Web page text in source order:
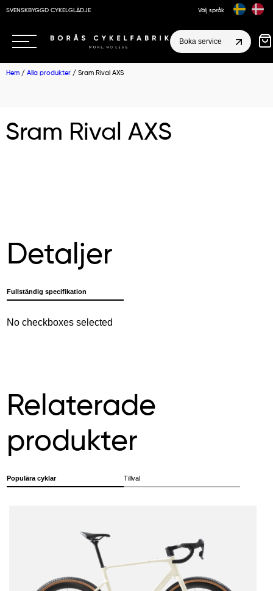
SVENSKBYGGD CYKELGLÄDJE Välj språk
Boka service
Hem / Alla produkter / Sram Rival AXS
Sram Rival AXS
Detaljer
Fullständig specifikation
No checkboxes selected
Relaterade
produkter
Populära cyklar Tillval